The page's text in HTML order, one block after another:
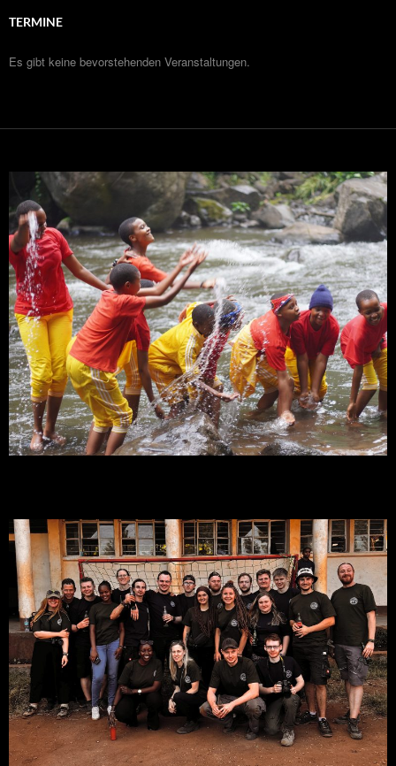
TERMINE
Es gibt keine bevorstehenden Veranstaltungen.